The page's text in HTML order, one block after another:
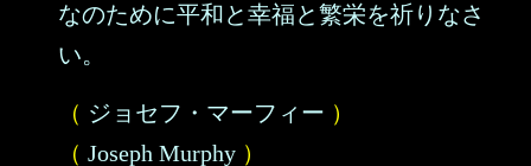
なのために平和と幸福と繁栄を祈りなさ
い。
（ ジョセフ・マーフィー ）
（ Joseph Murphy ）